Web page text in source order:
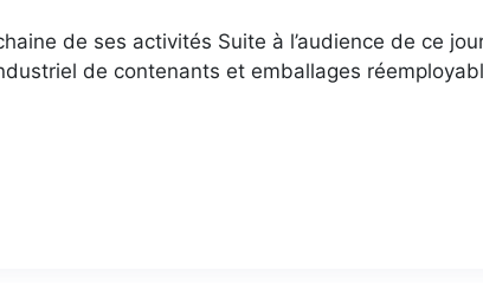
de ses activités Suite à l’audience de ce
de contenants et emballages